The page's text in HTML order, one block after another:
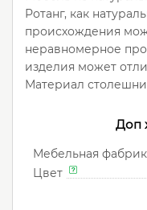
Ротанг, как
происхождения
неравномерное
изделия может
Материал
Доп
Мебельная
Цвет